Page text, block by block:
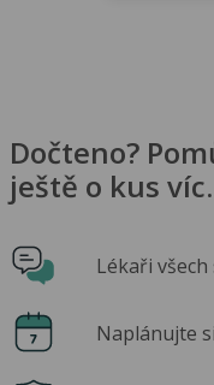
Dočteno?
ještě o kus víc.
Lékaři všech
Naplánujte